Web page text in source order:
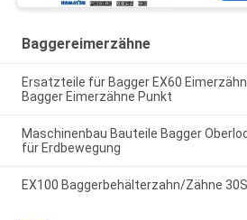
Baggereimerzähne
Ersatzteile für Bagger EX60
Bagger Eimerzähne Punkt
Maschinenbau Bauteile Bagger
für Erdbewegung
EX100 Baggerbehälterzahn/Zähne 30S